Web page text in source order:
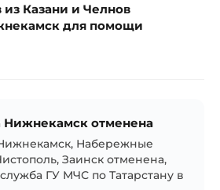
Казани и Челнов
для помощи
Нижнекамск отменена
Набережные
Заинск отменена,
ГУ МЧС по Татарстану в